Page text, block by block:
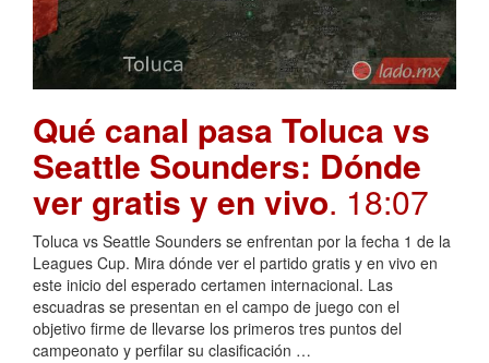
Qué canal pasa Toluca vs
Seattle Sounders: Dónde
ver gratis y en vivo. 18:07
Toluca vs Seattle Sounders se enfrentan por la fecha 1 de la
Leagues Cup. Mira dónde ver el partido gratis y en vivo en
este inicio del esperado certamen internacional. Las
escuadras se presentan en el campo de juego con el
objetivo firme de llevarse los primeros tres puntos del
campeonato y perfilar su clasificación …